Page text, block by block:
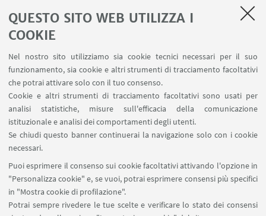
QUESTO SITO WEB UTILIZZA I
COOKIE
Nel nostro sito utilizziamo sia cookie tecnici necessari per il suo
funzionamento, sia cookie e altri strumenti di tracciamento facoltativi
che potrai attivare solo con il tuo consenso.
Cookie e altri strumenti di tracciamento facoltativi sono usati per
analisi statistiche, misure sull'efficacia della comunicazione
istituzionale e analisi dei comportamenti degli utenti.
Se chiudi questo banner continuerai la navigazione solo con i cookie
necessari.
Puoi esprimere il consenso sui cookie facoltativi attivando l'opzione in
"Personalizza cookie" e, se vuoi, potrai esprimere consensi più specifici
in "Mostra cookie di profilazione".
Potrai sempre rivedere le tue scelte e verificare lo stato dei consensi
addresses:filmstudiesecrea@gmail.com
ecrea
TVstudies@gmail.com
Notification of acceptance will be sent by April
28th, 2025.
IN EVIDENZA
Program
Locandina [ .pdf 459Kb ]